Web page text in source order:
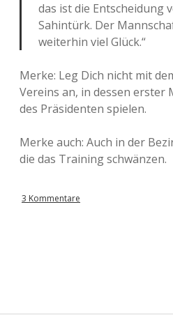
das ist die Entscheidung
Sahintürk. Der
weiterhin viel Glück.“
Merke: Leg Dich nicht mit
Vereins an, in dessen erster
des Präsidenten spielen.
Merke auch: Auch in der
die das Training schwänzen.
3 Kommentare